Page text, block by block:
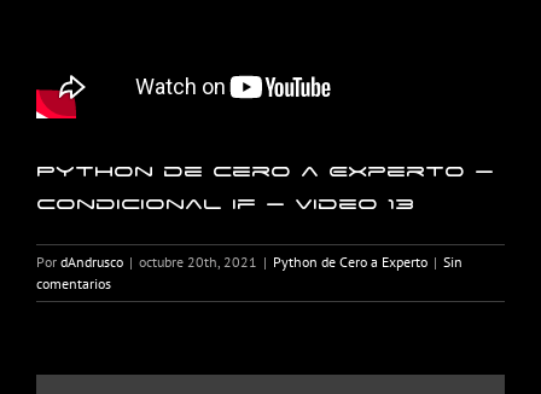
Python de Cero a Experto –
Condicional if – Video 13
Por dAndrusco | octubre 20th, 2021 | Python de Cero a Experto | Sin
comentarios